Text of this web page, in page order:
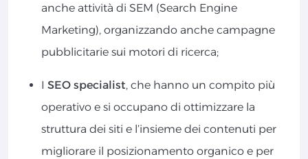
anche attività di SEM (Search Engine
Marketing), organizzando anche campagne
pubblicitarie sui motori di ricerca;
I SEO specialist, che hanno un compito più
operativo e si occupano di ottimizzare la
struttura dei siti e l’insieme dei contenuti per
migliorare il posizionamento organico e per